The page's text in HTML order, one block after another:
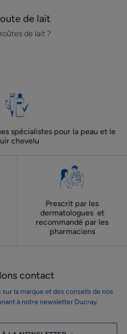
de lait
de lait ?
spécialistes pour la peau et le
chevelu
Prescrit par les
dermatologues ​ et
recommandé par les
pharmaciens
contact
la marque et des conseils de nos
à notre newsletter Ducray.